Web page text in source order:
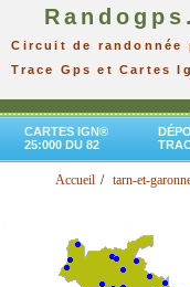
Circuit de randonnée
Trace Gps et Cartes
CARTES IGN®
25:000 DU 82
Accueil tarn-et-